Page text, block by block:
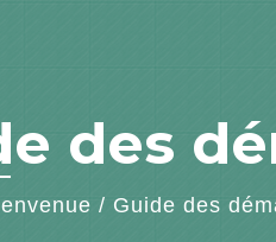
des
/ Guide des